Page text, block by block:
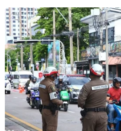
Cuộc thi phát triển ý tưởng công
(Ảnh: Diệu Linh/
Tối 3/10, Gala chung kết
tưởng công nghệ UAVS
ra thành công, giới thiệu